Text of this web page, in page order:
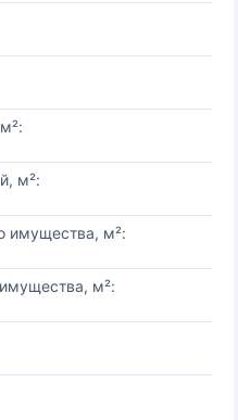
м²:
имущества, м²:
м²: